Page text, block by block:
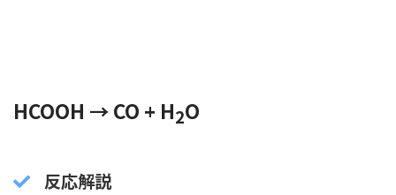
HCOOH → CO + H2O
反応解説